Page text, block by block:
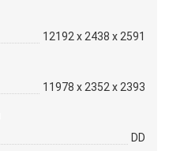
12192 x 2438 x 2591
11978 x 2352 x 2393
DD